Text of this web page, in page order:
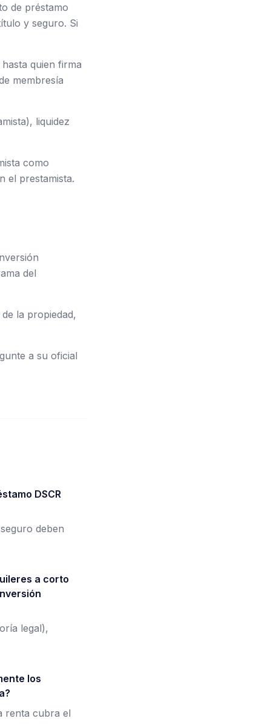
de préstamo
y seguro. Si
quien firma
membresía
liquidez
como
el prestamista.
del
la propiedad,
a su oficial
DSCR
deben
a corto
legal),
los
renta cubra el